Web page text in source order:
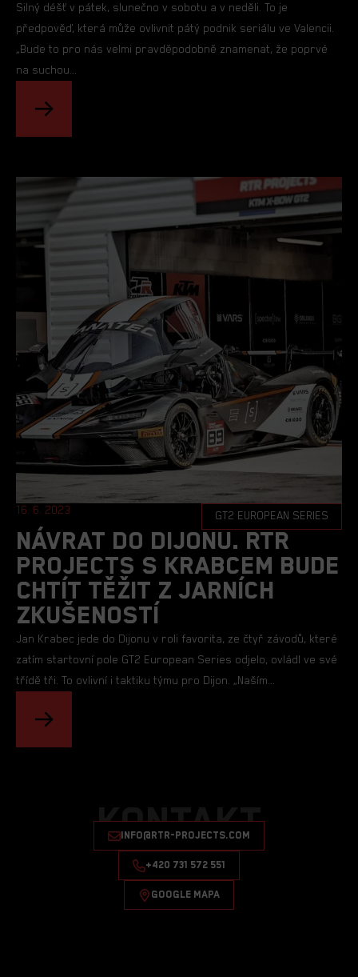
Silný déšť v pátek, slunečno v sobotu a v neděli. To je
předpověď, která může ovlivnit pátý podnik seriálu ve Valencii.
„Bude to pro nás velmi pravděpodobně znamenat, že poprvé
na suchou...
16. 6. 2023 GT2 EUROPEAN SERIES
Návrat Do Dijonu. RTR
Projects S Krabcem Bude
Chtít Těžit Z Jarních
Zkušeností
Jan Krabec jede do Dijonu v roli favorita, ze čtyř závodů, které
zatím startovní pole GT2 European Series odjelo, ovládl ve své
třídě tři. To ovlivní i taktiku týmu pro Dijon. „Naším...
KONTAKT
INFO@RTR-PROJECTS.COM
+420 731 572 551
GOOGLE MAPA